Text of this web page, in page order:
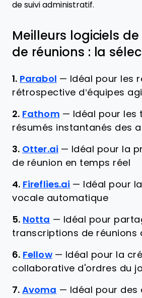
de suivi administratif.
Meilleurs logiciels
de réunions : la
1. Parabol — Idéal pour les
rétrospective d’équipes
2. Fathom — Idéal pour
résumés instantanés des
3. Otter.ai — Idéal pour la
de réunion en temps réel
4. Fireflies.ai —
Idéal pour
vocale automatique
5. Notta — Idéal pour
transcriptions de réunions
6. Fellow — Idéal pour la
collaborative d'ordres du
7. Avoma — Idéal pour des